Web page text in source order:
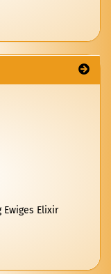
Ewi­ges Eli­xir